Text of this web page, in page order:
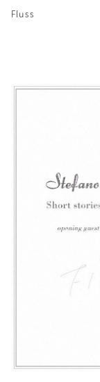
Fluss